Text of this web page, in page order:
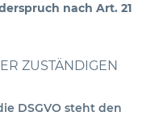
nach Art. 21
ZUSTÄNDIGEN
DSGVO steht den